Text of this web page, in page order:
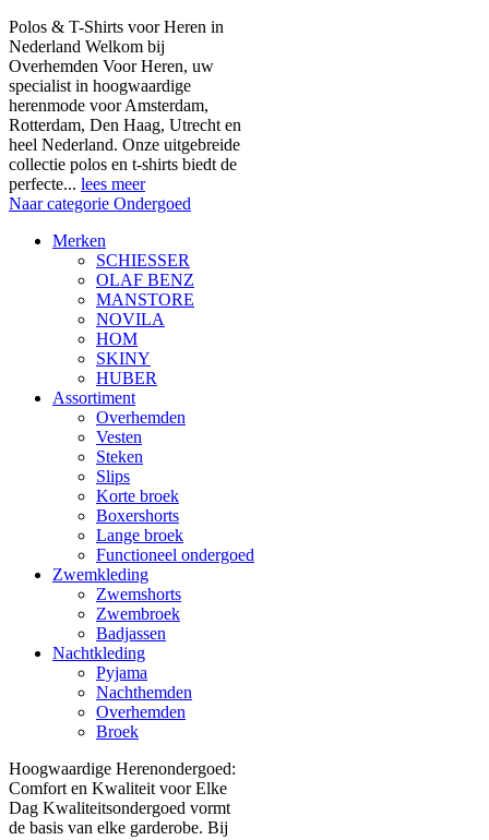
Polos & T-Shirts voor Heren in
Nederland Welkom bij
Overhemden Voor Heren, uw
specialist in hoogwaardige
herenmode voor Amsterdam,
Rotterdam, Den Haag, Utrecht en
heel Nederland. Onze uitgebreide
collectie polos en t-shirts biedt de
perfecte... lees meer
Naar categorie Ondergoed
Merken
SCHIESSER
OLAF BENZ
MANSTORE
NOVILA
HOM
SKINY
HUBER
Assortiment
Overhemden
Vesten
Steken
Slips
Korte broek
Boxershorts
Lange broek
Functioneel ondergoed
Zwemkleding
Zwemshorts
Zwembroek
Badjassen
Nachtkleding
Pyjama
Nachthemden
Overhemden
Broek
Hoogwaardige Herenondergoed:
Comfort en Kwaliteit voor Elke
Dag Kwaliteitsondergoed vormt
de basis van elke garderobe. Bij